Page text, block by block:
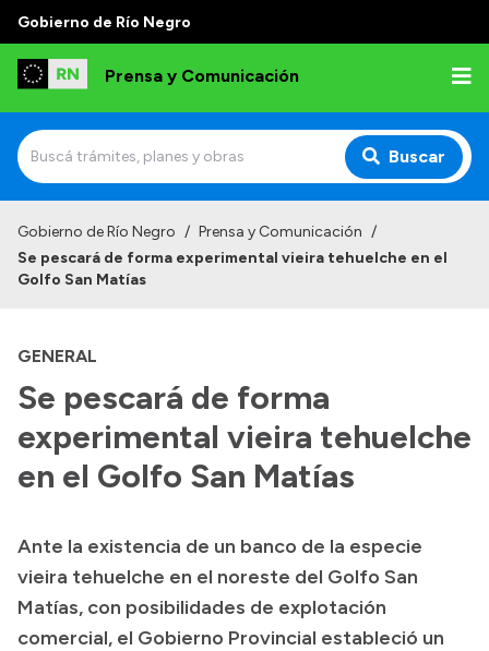
Gobierno de Río Negro
Prensa y Comunicación
Buscar
Institucional
Referentes de prensa
Archivo de noticias
Transparencia
Boletín Oficial
Compras y licitaciones
Consulta de expedientes
Gobierno de Río Negro / Prensa y Comunicación /
Se pescará de forma experimental vieira tehuelche en el
Golfo San Matías
GENERAL
Se pescará de forma
experimental vieira tehuelche
en el Golfo San Matías
Ante la existencia de un banco de la especie
vieira tehuelche en el noreste del Golfo San
Matías, con posibilidades de explotación
comercial, el Gobierno Provincial estableció un